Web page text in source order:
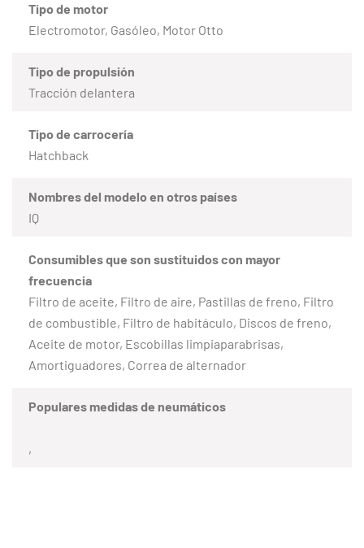
Tipo de motor
Electromotor, Gasóleo, Motor Otto
Tipo de propulsión
Tracción delantera
Tipo de carrocería
Hatchback
Nombres del modelo en otros países
IQ
Consumibles que son sustituidos con mayor
frecuencia
Filtro de aceite, Filtro de aire, Pastillas de freno, Filtro
de combustible, Filtro de habitáculo, Discos de freno,
Aceite de motor, Escobillas limpiaparabrisas,
Amortiguadores, Correa de alternador
Populares medidas de neumáticos
,